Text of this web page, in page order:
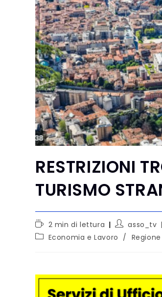
RESTRIZIONI
TURISMO
2 min di lettura asso_tv
Economia e Lavoro /